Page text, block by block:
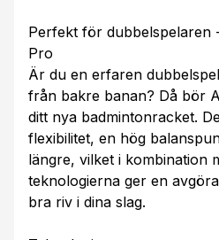
Perfekt för dubbelspelaren
Pro
Är du en erfaren
från bakre banan? Då bör
ditt nya badmintonracket.
flexibilitet, en hög
längre, vilket i kombination
teknologierna ger en
bra riv i dina slag.